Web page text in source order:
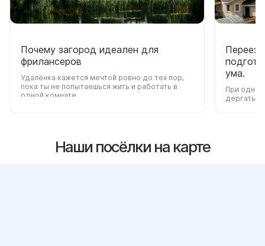
Почему загород идеален для
фрилансеров
Удалёнка кажется мечтой ровно до тех пор,
пока ты не попытаешься жить и работать в
одной комнате.
ума.
При
Наши посёлки на карте